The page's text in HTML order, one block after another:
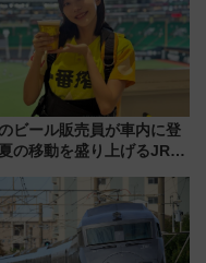
ビール販売員が車内に登
の移動を盛り上げるJR九
限定 ソフトバンクホーク
ラボ